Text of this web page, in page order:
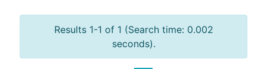
Results 1-1 of 1 (Search time: 0.002
seconds).